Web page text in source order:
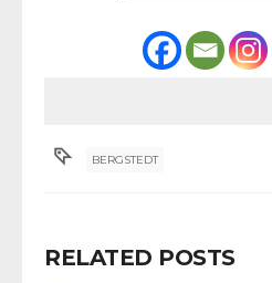
BERGSTEDT
RELATED POSTS